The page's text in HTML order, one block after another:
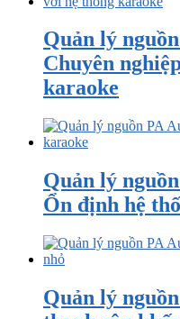
Quản lý
Chuyên
karaoke
Quản lý
Ổn định hệ
Quản lý